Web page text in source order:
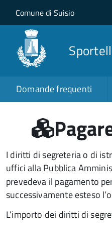
Salta al contenuto
Skip to site navigation
Comune di Suisio
Domande frequenti
I diritti di segreteria o di
uffici alla Pubblica
prevedeva il pagamento
successivamente esteso
L’importo dei diritti di